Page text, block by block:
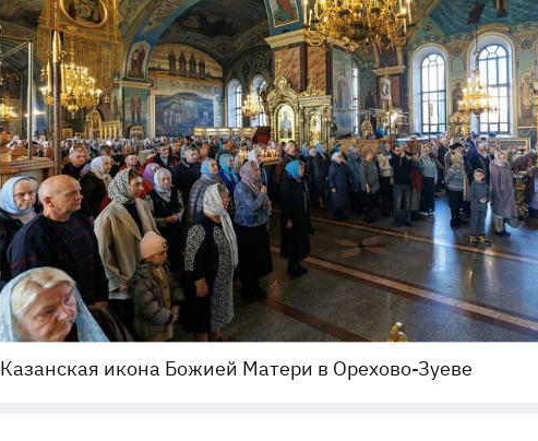
Казанская икона Божией Матери в Орехово-Зуеве